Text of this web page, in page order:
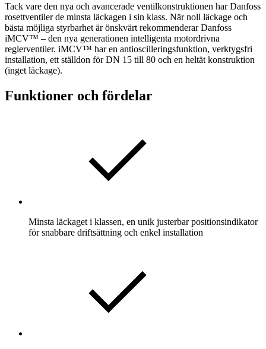
Tack vare den nya och avancerade ventilkonstruktionen har Danfoss
rosettventiler de minsta läckagen i sin klass. När noll läckage och
bästa möjliga styrbarhet är önskvärt rekommenderar Danfoss
iMCV™ – den nya generationen intelligenta motordrivna
reglerventiler. iMCV™ har en antioscilleringsfunktion, verktygsfri
installation, ett ställdon för DN 15 till 80 och en heltät konstruktion
(inget läckage).
Funktioner och fördelar
Minsta läckaget i klassen, en unik justerbar positionsindikator
för snabbare driftsättning och enkel installation